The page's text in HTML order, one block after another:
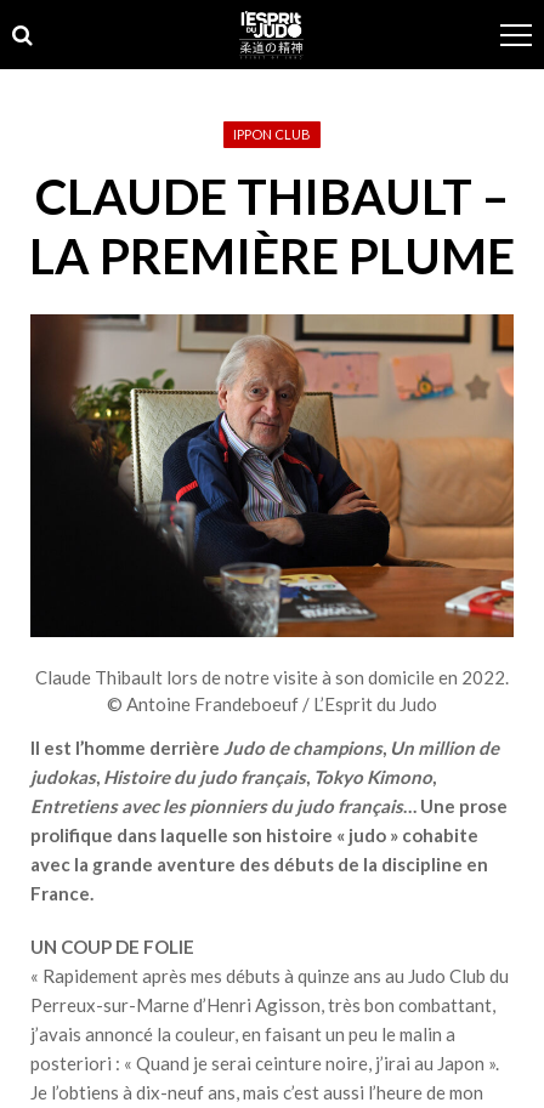
to
navigation
to
content
IPPON CLUB
CLAUDE THIBAULT –
LA PREMIÈRE PLUME
Claude Thibault lors de notre visite à son domicile en 2022.
© Antoine Frandeboeuf / L’Esprit du Judo
Il est l’homme derrière Judo de champions, Un million de
judokas, Histoire du judo français, Tokyo Kimono
Entretiens avec les pionniers du judo français… Une prose
prolifique dans laquelle son histoire « judo » cohabite
avec la grande aventure des débuts de la discipline en
France.
UN COUP DE FOLIE
« Rapidement après mes débuts à quinze ans au Judo Club du
Perreux-sur-Marne d’Henri Agisson, très bon combattant,
j’avais annoncé la couleur, en faisant un peu le malin a
posteriori : « Quand je serai ceinture noire, j’irai au Japon ».
Je l’obtiens à dix-neuf ans, mais c’est aussi l’heure de mon